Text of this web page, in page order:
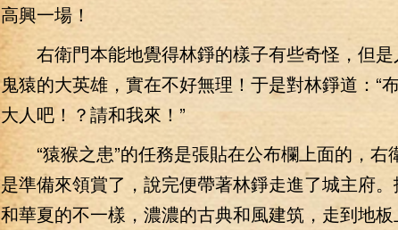
高興一場！
右衛門本能地覺得林錚的樣子有些奇怪，但是
鬼猿的大英雄，實在不好無理！于是對林錚道：“
大人吧！？請和我來！”
“猿猴之患”的任務是張貼在公布欄上面的，右
是準備來領賞了，說完便帶著林錚走進了城主府
和華夏的不一樣，濃濃的古典和風建筑，走到地板